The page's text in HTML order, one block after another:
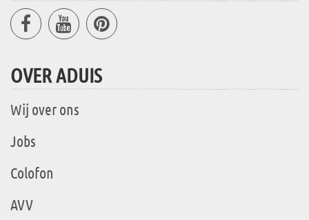
OVER ADUIS
Wij over ons
Jobs
Colofon
AVV